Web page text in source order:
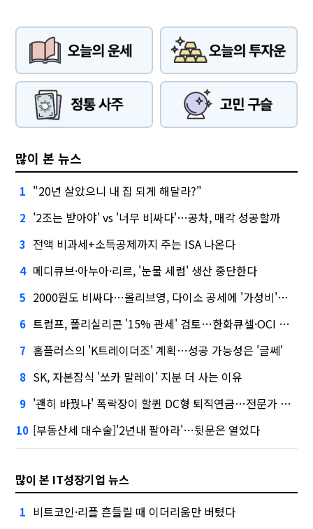
많이 본 뉴스
1 "20년 살았으니 내 집 되게 해달라?"
2 '2조는 받아야' vs '너무 비싸다'…공차, 매각 성공할까
3 전액 비과세+소득공제까지 주는 ISA 나온다
4 메디큐브·아누아·리르, '눈물 세럼' 생산 중단한다
5 2000원도 비싸다…올리브영, 다이소 공세에 '가성비'로 맞불
6 트럼프, 폴리실리콘 '15% 관세' 검토…한화큐셀·OCI 영향은?
7 홈플러스의 'K트레이더조' 계획…성공 가능성은 '글쎄'
8 SK, 자본잠식 '쏘카 말레이' 지분 더 사는 이유
9 '괜히 바꿨나' 폭락장이 할퀸 DC형 퇴직연금…전문가 조언은
10 [부동산세 대수술]'2년내 팔아라'…뒷문은 열었다
많이 본 IT성장기업 뉴스
1 비트코인·리플 흔들릴 때 이더리움만 버텼다